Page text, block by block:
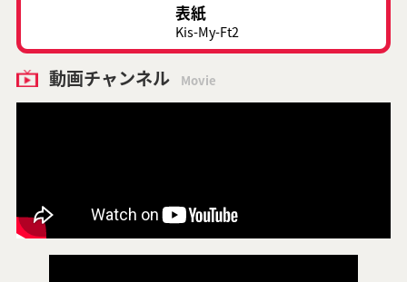
表紙
Kis-My-Ft2
動画チャンネル Movie